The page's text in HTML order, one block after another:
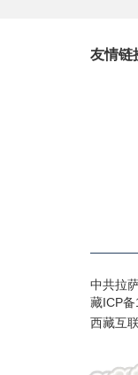
友情链
中共拉
藏ICP
西藏互